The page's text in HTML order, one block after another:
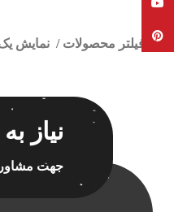
فیلتر محصولات
نمایش
فقط نمایش محصولات
نیاز
جهت
Pinterest